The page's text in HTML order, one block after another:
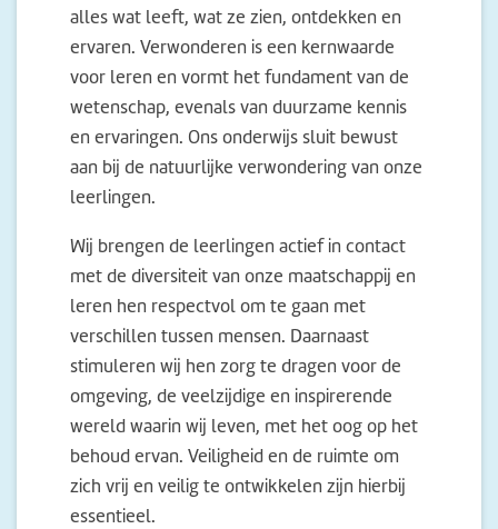
alles wat leeft, wat ze zien, ontdekken en
ervaren. Verwonderen is een kernwaarde
voor leren en vormt het fundament van de
wetenschap, evenals van duurzame kennis
en ervaringen. Ons onderwijs sluit bewust
aan bij de natuurlijke verwondering van onze
leerlingen.
Wij brengen de leerlingen actief in contact
met de diversiteit van onze maatschappij en
leren hen respectvol om te gaan met
verschillen tussen mensen. Daarnaast
stimuleren wij hen zorg te dragen voor de
omgeving, de veelzijdige en inspirerende
wereld waarin wij leven, met het oog op het
behoud ervan. Veiligheid en de ruimte om
zich vrij en veilig te ontwikkelen zijn hierbij
essentieel.